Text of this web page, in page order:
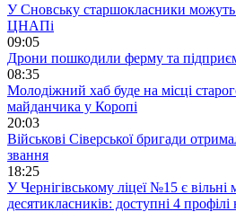
У Сновську старшокласники
ЦНАПі
09:05
Дрони пошкодили ферму та
08:35
Молодіжний хаб буде на місці
майданчика у Коропі
20:03
Військові Сіверської бригади
звання
18:25
У Чернігівському ліцеї №15 є вільні
десятикласників: доступні 4 профілі